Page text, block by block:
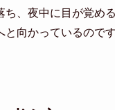
、夜中に目が覚め
向かっているのです